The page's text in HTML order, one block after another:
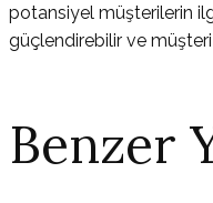
potansiyel müşterilerin
güçlendirebilir ve
Benzer